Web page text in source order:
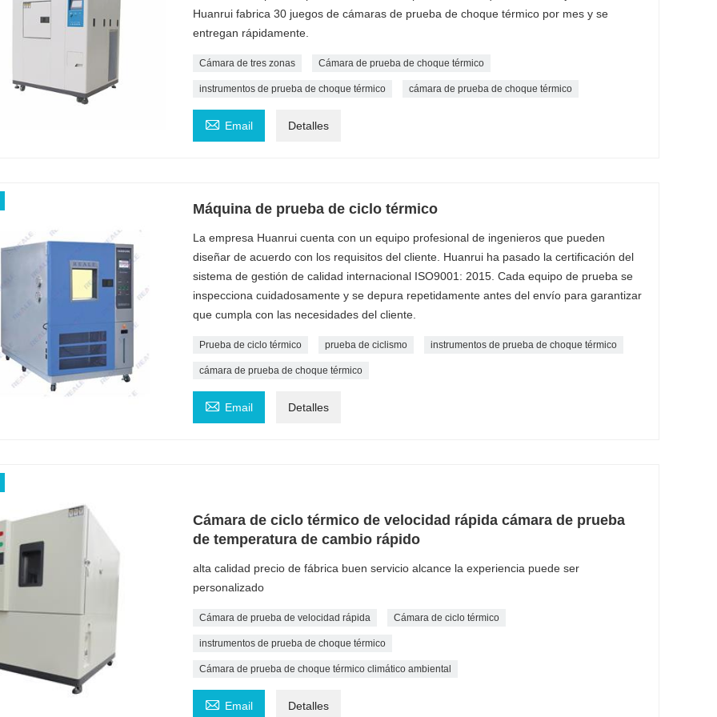
Huanrui fabrica 30 juegos de cámaras de prueba de choque térmico por mes y se
entregan rápidamente.
Cámara de tres zonas Cámara de prueba de choque térmico
instrumentos de prueba de choque térmico cámara de prueba de choque térmico
 Email Detalles
Máquina de prueba de ciclo térmico
La empresa Huanrui cuenta con un equipo profesional de ingenieros que pueden
diseñar de acuerdo con los requisitos del cliente. Huanrui ha pasado la certificación del
sistema de gestión de calidad internacional ISO9001: 2015. Cada equipo de prueba se
inspecciona cuidadosamente y se depura repetidamente antes del envío para garantizar
que cumpla con las necesidades del cliente.
Prueba de ciclo térmico prueba de ciclismo instrumentos de prueba de choque térmico
cámara de prueba de choque térmico
 Email Detalles
Cámara de ciclo térmico de velocidad rápida cámara de prueba
de temperatura de cambio rápido
alta calidad precio de fábrica buen servicio alcance la experiencia puede ser
personalizado
Cámara de prueba de velocidad rápida Cámara de ciclo térmico
instrumentos de prueba de choque térmico
Cámara de prueba de choque térmico climático ambiental
 Email Detalles